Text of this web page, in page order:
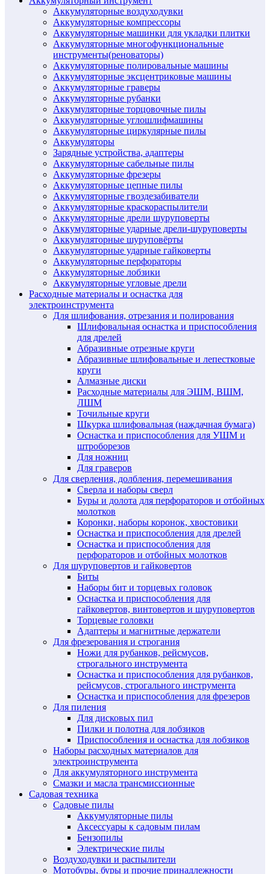
Аккумуляторные воздуходувки
Аккумуляторные компрессоры
Аккумуляторные машинки для укладки плитки
Аккумуляторные многофункциональные
инструменты(реноваторы)
Аккумуляторные полировальные машины
Аккумуляторные эксцентриковые машины
Аккумуляторные граверы
Аккумуляторные рубанки
Аккумуляторные торцовочные пилы
Аккумуляторные углошлифмашины
Аккумуляторные циркулярные пилы
Аккумуляторы
Зарядные устройства, адаптеры
Аккумуляторные сабельные пилы
Аккумуляторные фрезеры
Аккумуляторные цепные пилы
Аккумуляторные гвоздезабиватели
Аккумуляторные краскораспылители
Аккумуляторные дрели шуруповерты
Аккумуляторные ударные дрели-шуруповерты
Аккумуляторные шуруповёрты
Аккумуляторные ударные гайковерты
Аккумуляторные перфораторы
Аккумуляторные лобзики
Аккумуляторные угловые дрели
Расходные материалы и оснастка для
электроинструмента
Для шлифования, отрезания и полирования
Шлифовальная оснастка и приспособления
для дрелей
Абразивные отрезные круги
Абразивные шлифовальные и лепестковые
круги
Алмазные диски
Расходные материалы для ЭШМ, ВШМ,
ЛШМ
Точильные круги
Шкурка шлифовальная (наждачная бумага)
Оснастка и приспособления для УШМ и
штроборезов
Для ножниц
Для граверов
Для сверления, долбления, перемешивания
Сверла и наборы сверл
Буры и долота для перфораторов и отбойных
молотков
Коронки, наборы коронок, хвостовики
Оснастка и приспособления для дрелей
Оснастка и приспособления для
перфораторов и отбойных молотков
Для шуруповертов и гайковертов
Биты
Наборы бит и торцевых головок
Оснастка и приспособления для
гайковертов, винтовертов и шуруповертов
Торцевые головки
Адаптеры и магнитные держатели
Для фрезерования и строгания
Ножи для рубанков, рейсмусов,
строгального инструмента
Оснастка и приспособления для рубанков,
рейсмусов, строгального инструмента
Оснастка и приспособления для фрезеров
Для пиления
Для дисковых пил
Пилки и полотна для лобзиков
Приспособления и оснастка для лобзиков
Наборы расходных материалов для
электроинструмента
Для аккумуляторного инструмента
Смазки и масла трансмиссионные
Садовая техника
Садовые пилы
Аккумуляторные пилы
Аксессуары к садовым пилам
Бензопилы
Электрические пилы
Воздуходувки и распылители
Мотобуры, буры и прочие принадлежности